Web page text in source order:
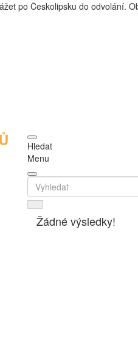
potraviny online, Čerstvé
po Českolipsku do odvolání.
Hledat
Menu
Žádné výsledky!